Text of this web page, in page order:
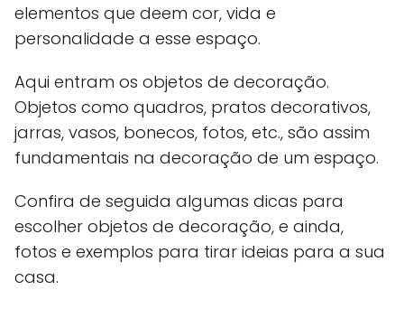
elementos que deem cor, vida e
personalidade a esse espaço.
Aqui entram os objetos de decoração.
Objetos como quadros, pratos decorativos,
jarras, vasos, bonecos, fotos, etc., são assim
fundamentais na decoração de um espaço.
Confira de seguida algumas dicas para
escolher objetos de decoração, e ainda,
fotos e exemplos para tirar ideias para a sua
casa.